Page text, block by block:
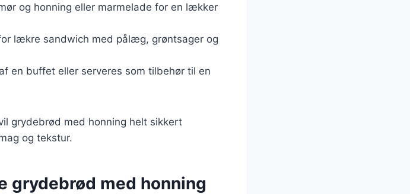
og honning eller marmelade for en lækker
lækre sandwich med pålæg, grøntsager og
en buffet eller serveres som tilbehør til en
grydebrød med honning helt sikkert
og tekstur.
grydebrød med honning